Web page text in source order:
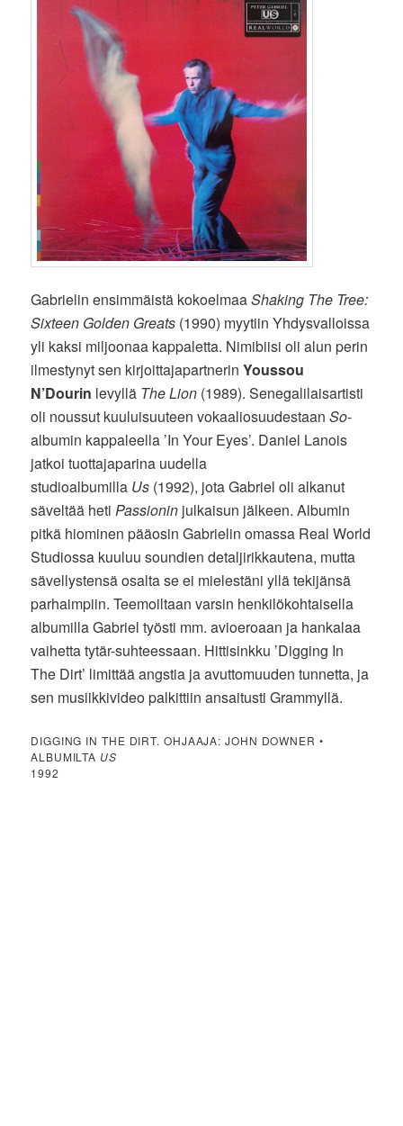
Gabrielin ensimmäistä kokoelmaaShaking The Tree:
Sixteen Golden Greats (1990) myytiin Yhdysvalloissa
yli kaksi miljoonaa kappaletta. Nimibiisi oli alun perin
ilmestynyt sen kirjoittajapartnerinYoussou
N’Dourin levyllä The Lion (1989). Senegalilaisartisti
oli noussut kuuluisuuteen vokaaliosuudestaanSo-
albumin kappaleella ’In Your Eyes’. Daniel Lanois
jatkoi tuottajaparina uudella
studioalbumilla Us (1992), jota Gabriel oli alkanut
säveltää hetiPassionin julkaisun jälkeen. Albumin
pitkä hiominen pääosin Gabrielin omassa Real World
Studiossa kuuluu soundien detaljirikkautena, mutta
sävellystensä osalta se ei mielestäni yllä tekijänsä
parhaimpiin. Teemoiltaan varsin henkilökohtaisella
albumilla Gabriel työsti mm. avioeroaan ja hankalaa
vaihetta tytär-suhteessaan. Hittisinkku ’Digging In
The Dirt’ limittää angstia ja avuttomuuden tunnetta, ja
sen musiikkivideo palkittiin ansaitusti Grammyllä.
DIGGING IN THE DIRT. OHJAAJA: JOHN DOWNER •
ALBUMILTA US
1992